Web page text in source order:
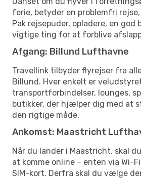
ferie, betyder en problemfri
Pak rejsepuder, opladere, en god
vigtige ting for at forblive
Afgang: Billund Lufthavne
Travellink tilbyder flyrejser fra
Billund. Hver enkelt er
transportforbindelser, lounges,
butikker, der hjælper dig med at
den rigtige måde.
Ankomst: Maastricht
Når du lander i Maastricht, skal
at komme online – enten via Wi-
SIM-kort. Derfra skal du vælge